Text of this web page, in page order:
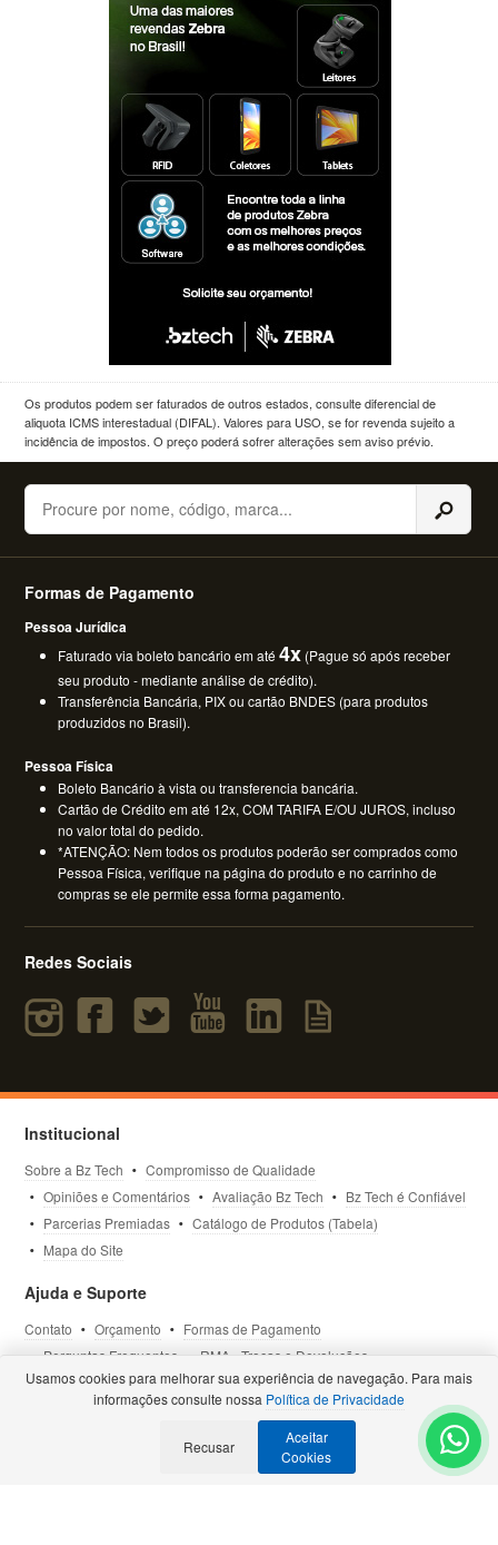
Os produtos podem ser faturados de outros estados, consulte diferencial de
aliquota ICMS interestadual (DIFAL). Valores para USO, se for revenda sujeito a
incidência de impostos. O preço poderá sofrer alterações sem aviso prévio.
Buscar
Formas de Pagamento
Pessoa Jurídica
Faturado via boleto bancário em até4x (Pague só após receber
seu produto - mediante análise de crédito).
Transferência Bancária, PIX ou cartão BNDES (para produtos
produzidos no Brasil).
Pessoa Física
Boleto Bancário à vista ou transferencia bancária.
Cartão de Crédito em até 12x, COM TARIFA E/OU JUROS, incluso
no valor total do pedido.
*ATENÇÃO: Nem todos os produtos poderão ser comprados como
Pessoa Física, verifique na página do produto e no carrinho de
compras se ele permite essa forma pagamento.
Redes Sociais
Institucional
Sobre a Bz Tech
Compromisso de Qualidade
Opiniões e Comentários
Avaliação Bz Tech
Bz Tech é Confiável
Parcerias Premiadas
Catálogo de Produtos (Tabela)
Mapa do Site
Ajuda e Suporte
Contato Orçamento
Formas de Pagamento
Perguntas Frequentes
RMA - Trocas e Devoluções
Política de Privacidade
Termos de Uso Site Seguro
Selos e Certificações- Veja todas as Parcerias Premiadas
Usamos cookies para melhorar sua experiência de navegação. Para mais
informações consulte nossa Política de Privacidade
Recusar
Aceitar
Cookies